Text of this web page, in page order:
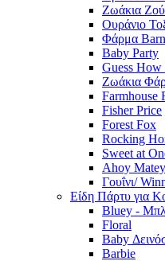
Ζωάκια
Ουράνιο
Φάρμα
Baby Party
Guess
Ζωάκια
Farmhouse
Fisher Price
Forest Fox
Rocking
Sweet at
Ahoy Matey
Γουΐνι/
Είδη Πάρτυ για
Bluey -
Floral
Baby
Barbie